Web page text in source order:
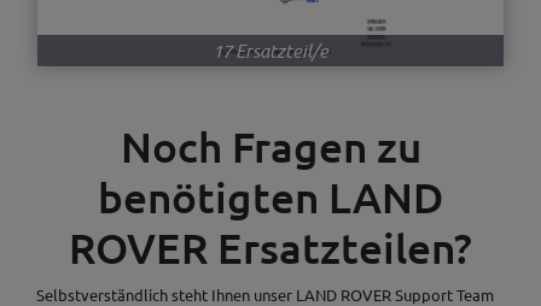
17 Ersatzteil/e
Noch Fragen zu
benötigten LAND
ROVER Ersatzteilen?
Selbstverständlich steht Ihnen unser LAND ROVER Support Team